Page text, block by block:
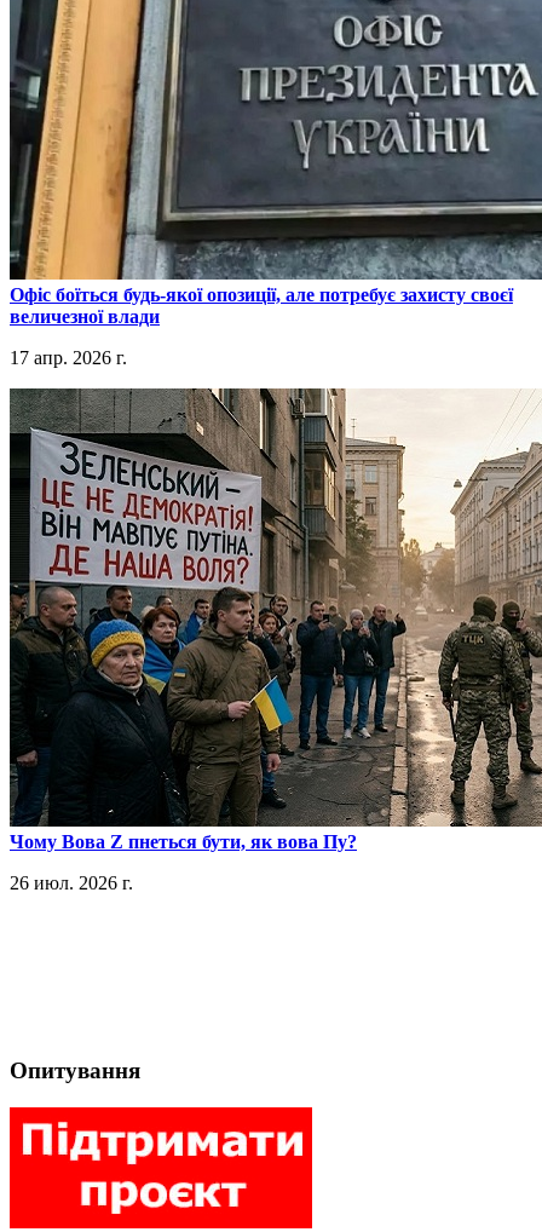
​Офіс боїться будь-якої опозиції, але потребує захисту своєї
величезної влади
17 апр. 2026 г.
​Чому Вова Z пнеться бути, як вова Пу?
26 июл. 2026 г.
Опитування